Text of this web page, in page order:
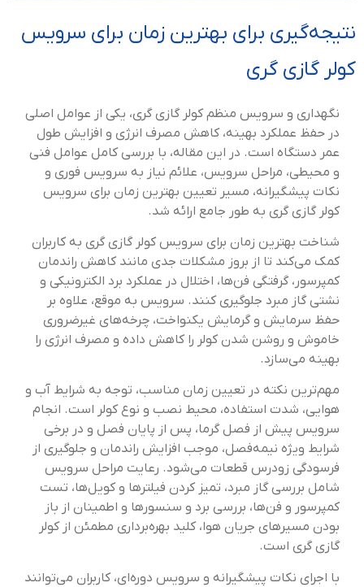
نتیجه‌گیری برای بهترین زمان برای سرویس
کولر گازی گری
نگهداری و سرویس منظم کولر گازی گری، یکی از عوامل اصلی
در حفظ عملکرد بهینه، کاهش مصرف انرژی و افزایش طول
عمر دستگاه است. در این مقاله، با بررسی کامل عوامل فنی
و محیطی، مراحل سرویس، علائم نیاز به سرویس فوری و
نکات پیشگیرانه، مسیر تعیین بهترین زمان برای سرویس
کولر گازی گری به طور جامع ارائه شد.
شناخت بهترین زمان برای سرویس کولر گازی گری به کاربران
کمک می‌کند تا از بروز مشکلات جدی مانند کاهش راندمان
کمپرسور، گرفتگی فن‌ها، اختلال در عملکرد برد الکترونیکی و
نشتی گاز مبرد جلوگیری کنند. سرویس به موقع، علاوه بر
حفظ سرمایش و گرمایش یکنواخت، چرخه‌های غیرضروری
خاموش و روشن شدن کولر را کاهش داده و مصرف انرژی را
بهینه می‌سازد.
مهم‌ترین نکته در تعیین زمان مناسب، توجه به شرایط آب و
هوایی، شدت استفاده، محیط نصب و نوع کولر است. انجام
سرویس پیش از فصل گرما، پس از پایان فصل و در برخی
شرایط ویژه نیمه‌فصل، موجب افزایش راندمان و جلوگیری از
فرسودگی زودرس قطعات می‌شود. رعایت مراحل سرویس
شامل بررسی گاز مبرد، تمیز کردن فیلترها و کویل‌ها، تست
کمپرسور و فن‌ها، بررسی برد و سنسورها و اطمینان از باز
بودن مسیرهای جریان هوا، کلید بهره‌برداری مطمئن از کولر
گازی گری است.
با اجرای نکات پیشگیرانه و سرویس دوره‌ای، کاربران می‌توانند